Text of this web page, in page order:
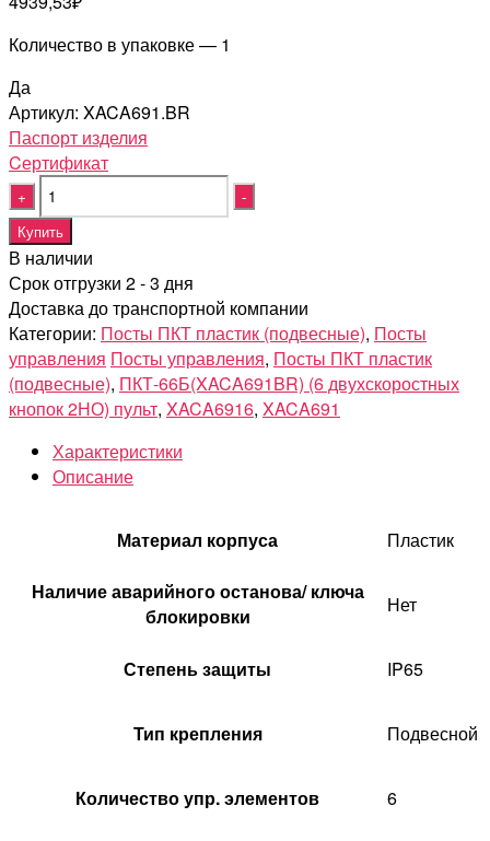
Количество в упаковке — 1
Да
Артикул: XACA691.BR
Паспорт изделия
Cертификат
Quantity
Купить
В наличии
Срок отгрузки 2 - 3 дня
Доставка до транспортной компании
Категории: Посты ПКТ пластик (подвесные), Посты
управления Посты управления, Посты ПКТ пластик
(подвесные), ПКТ-66Б(XACA691BR) (6 двухскоростных
кнопок 2НО) пульт, XACA6916, XACA691
Характеристики
Описание
Материал корпуса Пластик
Наличие аварийного останова/ ключа
блокировки
Нет
Степень защиты IP65
Тип крепления Подвесной
Количество упр. элементов 6